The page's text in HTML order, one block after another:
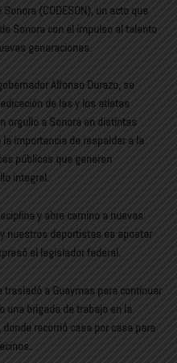
(CODESON), un acto que
Sonora con el impulso al talento
generaciones.
Alfonso Durazo, se
de las y los atletas
orgullo a Sonora en distintas
importancia de respaldar a la
públicas que generen
integral.
y abre camino a nuevas
nuestros deportistas es apostar
el legislador federal.
a Guaymas para continuar
una brigada de trabajo en la
recorrió casa por casa para